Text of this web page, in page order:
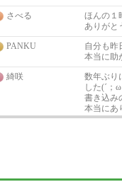
さべる
ほんの１
ありがと
PANKU
自分も昨
本当に助
綺咲
数年ぶり
した(´；
書き込み
本当にあ